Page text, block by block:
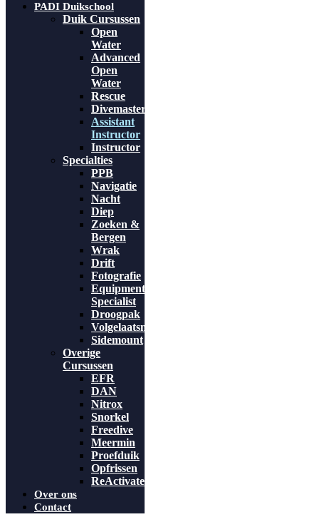
PADI Duikschool
Duik Cursussen
Open
Water
Advanced
Open
Water
Rescue
Divemaster
Assistant
Instructor
Instructor
Specialties
PPB
Navigatie
Nacht
Diep
Zoeken &
Bergen
Wrak
Drift
Fotografie
Equipment
Specialist
Droogpak
Volgelaatsmasker
Sidemount
Overige
Cursussen
EFR
DAN
Nitrox
Snorkel
Freedive
Meermin
Proefduik
Opfrissen
ReActivate
Over ons
Contact